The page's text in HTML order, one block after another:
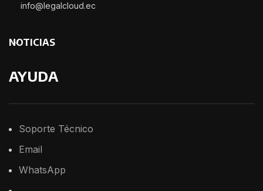
info@legalcloud.ec
NOTICIAS
AYUDA
Soporte Técnico
Email
WhatsApp